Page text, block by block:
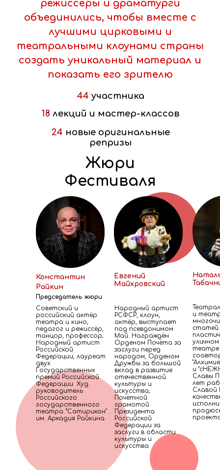
режиссеры и драматурги
объединились, чтобы вместе с
лучшими цирковыми и
театральными клоунами страны
создать уникальный материал и
показать его зрителю
44 участника
18 лекций и мастер-классов
24 новые оригинальные
репризы
Жюри
Фестиваля
Константин
Райкин
Председатель жюри
Советский и
российский актёр
театра и кино,
педагог и режиссёр,
танцор, профессор;
Народный артист
Российской
Федерации, лауреат
двух
Государственных
премий Российской
Федерации. Худ.
руководитель
Российского
государственного
театра “Сатирикон"
им. Аркадия Райкина
Евгений
Майхровский
Народный артист
РСФСР, клоун,
актёр, выступает
под псевдонимом
Май. Награждён
Орденом Почёта за
заслуги перед
народом, Орденом
Дружбы за большой
вклад в развитие
отечественной
культуры и
искусства,
Почётной
грамотой
Президента
Российской
Федерации за
заслуги в области
культуры и
искусства
и
статей
театре
и
Славы
лет
Славой